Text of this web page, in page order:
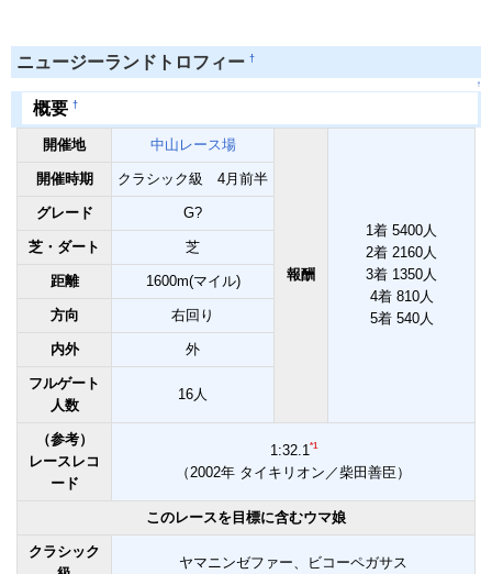
ニュージーランドトロフィー †
↑
概要 †
開催地 中山レース場
報酬
1着 5400人
2着 2160人
3着 1350人
4着 810人
5着 540人
開催時期 クラシック級 4月前半
グレード G?
芝・ダート 芝
距離 1600m(マイル)
方向 右回り
内外 外
フルゲート
人数
16人
（参考）
レースレコ
ード
1:32.1 *1
（2002年 タイキリオン／柴田善臣）
このレースを目標に含むウマ娘
クラシック
ヤマニンゼファー、ビコーペガサス